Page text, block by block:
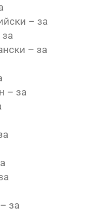
– за
– за
– за
за